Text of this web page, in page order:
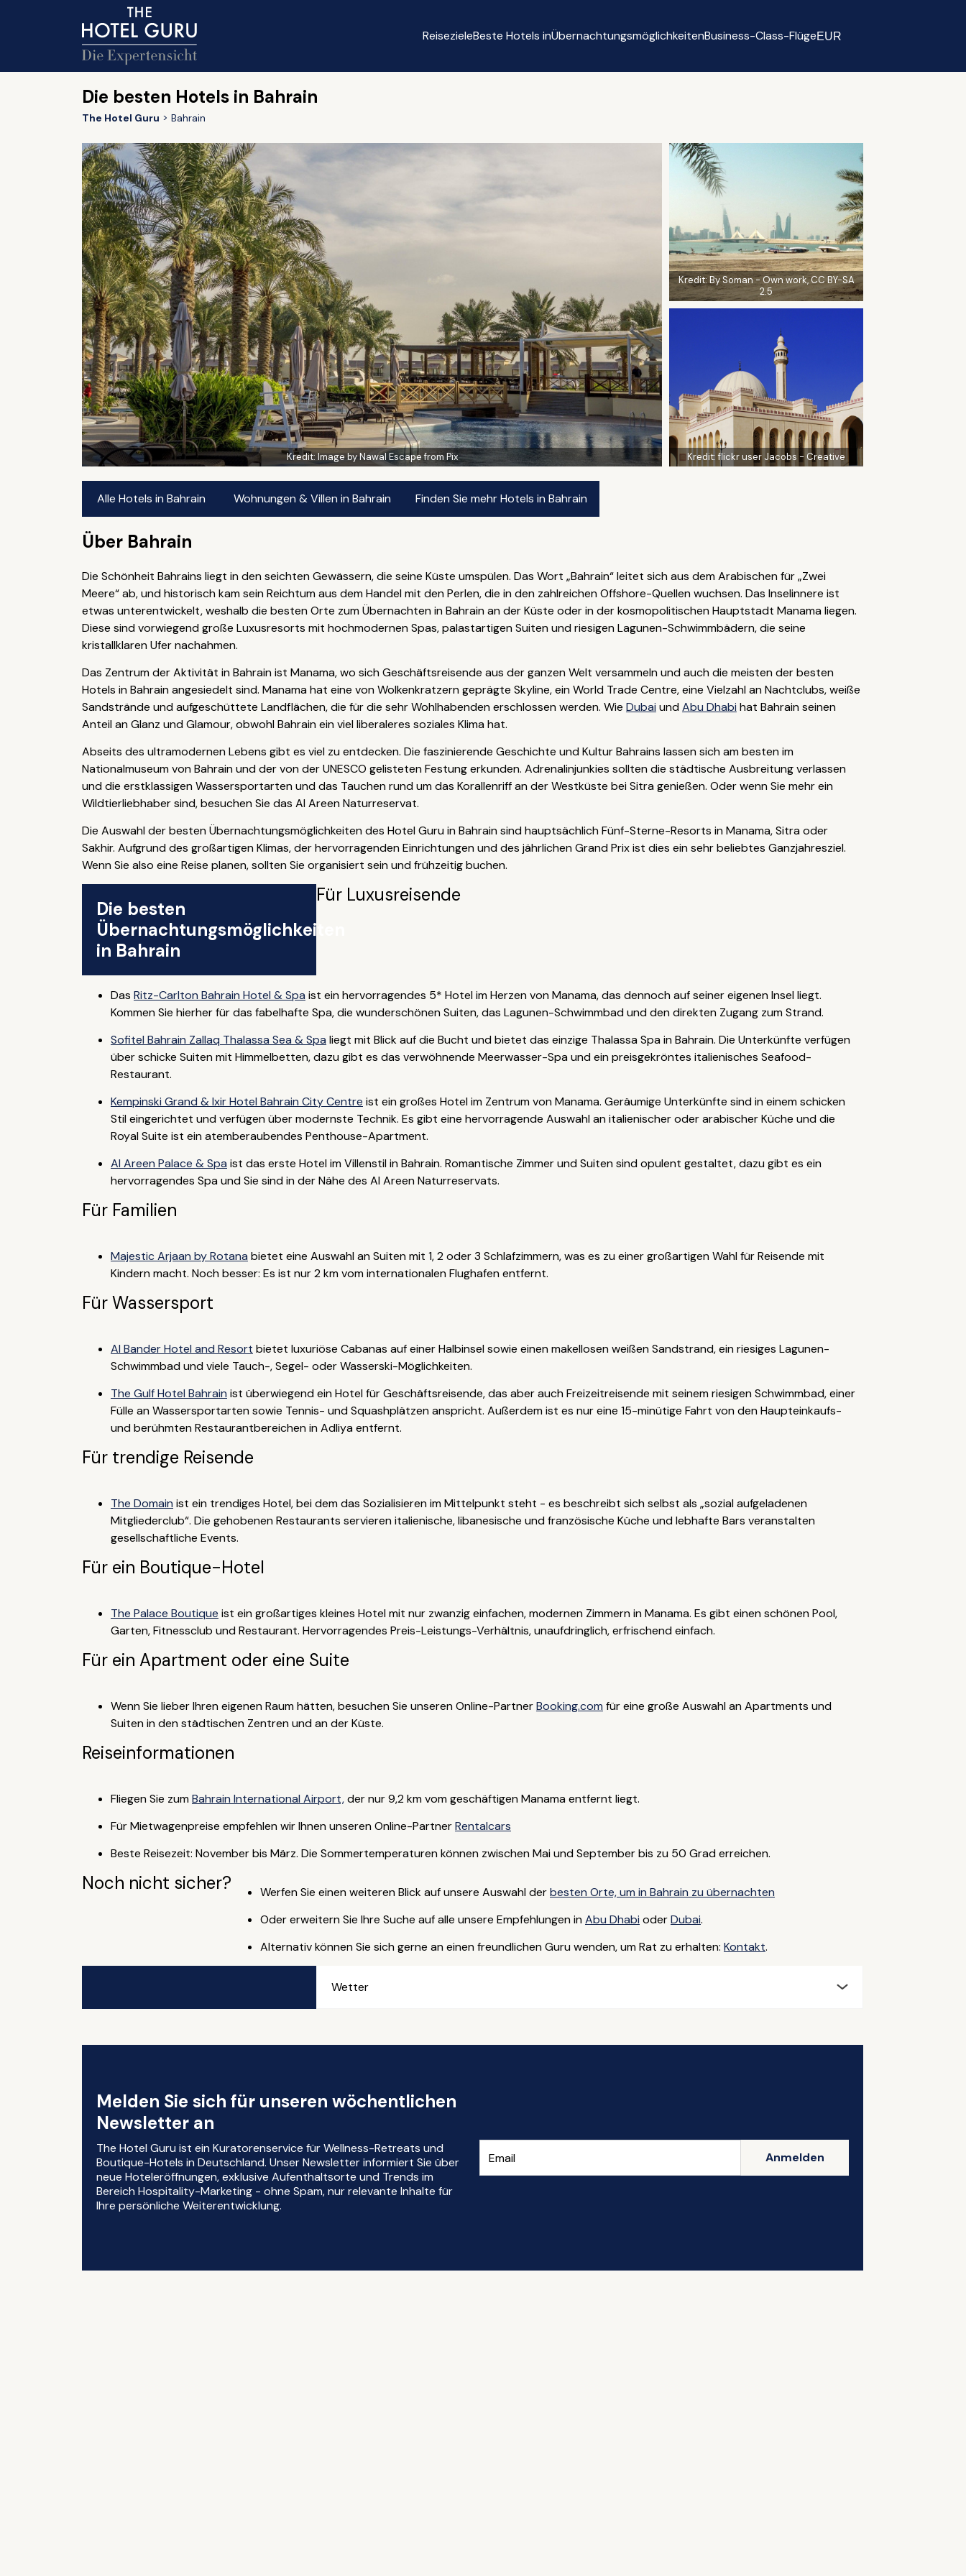
ReisezieleBeste Hotels inÜbernachtungsmöglichkeitenBusiness-Class-FlügeEUR
Die besten Hotels in Bahrain
The Hotel Guru Bahrain
Kredit: Image by Nawal Escape from Pix
Kredit: By Soman - Own work, CC BY-SA
2.5
Kredit:flickr user Jacobs - Creative
Alle Hotels in Bahrain Wohnungen & Villen in Bahrain Finden Sie mehr Hotels in Bahrain
Über Bahrain
Die Schönheit Bahrains liegt in den seichten Gewässern, die seine Küste umspülen. Das Wort „Bahrain“ leitet sich aus dem Arabischen für „Zwei
Meere“ ab, und historisch kam sein Reichtum aus dem Handel mit den Perlen, die in den zahlreichen Offshore-Quellen wuchsen. Das Inselinnere ist
etwas unterentwickelt, weshalb die besten Orte zum Übernachten in Bahrain an der Küste oder in der kosmopolitischen Hauptstadt Manama liegen.
Diese sind vorwiegend große Luxusresorts mit hochmodernen Spas, palastartigen Suiten und riesigen Lagunen-Schwimmbädern, die seine
kristallklaren Ufer nachahmen.
Das Zentrum der Aktivität in Bahrain ist Manama, wo sich Geschäftsreisende aus der ganzen Welt versammeln und auch die meisten der besten
Hotels in Bahrain angesiedelt sind. Manama hat eine von Wolkenkratzern geprägte Skyline, ein World Trade Centre, eine Vielzahl an Nachtclubs, weiße
Sandstrände und aufgeschüttete Landflächen, die für die sehr Wohlhabenden erschlossen werden. Wie Dubai undAbu Dhabi hat Bahrain seinen
Anteil an Glanz und Glamour, obwohl Bahrain ein viel liberaleres soziales Klima hat.
Abseits des ultramodernen Lebens gibt es viel zu entdecken. Die faszinierende Geschichte und Kultur Bahrains lassen sich am besten im
Nationalmuseum von Bahrain und der von der UNESCO gelisteten Festung erkunden. Adrenalinjunkies sollten die städtische Ausbreitung verlassen
und die erstklassigen Wassersportarten und das Tauchen rund um das Korallenriff an der Westküste bei Sitra genießen. Oder wenn Sie mehr ein
Wildtierliebhaber sind, besuchen Sie das Al Areen Naturreservat.
Die Auswahl der besten Übernachtungsmöglichkeiten des Hotel Guru in Bahrain sind hauptsächlich Fünf-Sterne-Resorts in Manama, Sitra oder
Sakhir. Aufgrund des großartigen Klimas, der hervorragenden Einrichtungen und des jährlichen Grand Prix ist dies ein sehr beliebtes Ganzjahresziel.
Wenn Sie also eine Reise planen, sollten Sie organisiert sein und frühzeitig buchen.
Die besten
Übernachtungsmöglichkeiten
in Bahrain
Für Luxusreisende
Das Ritz-Carlton Bahrain Hotel & Spa ist ein hervorragendes 5* Hotel im Herzen von Manama, das dennoch auf seiner eigenen Insel liegt.
Kommen Sie hierher für das fabelhafte Spa, die wunderschönen Suiten, das Lagunen-Schwimmbad und den direkten Zugang zum Strand.
Sofitel Bahrain Zallaq Thalassa Sea & Spa liegt mit Blick auf die Bucht und bietet das einzige Thalassa Spa in Bahrain. Die Unterkünfte verfügen
über schicke Suiten mit Himmelbetten, dazu gibt es das verwöhnende Meerwasser-Spa und ein preisgekröntes italienisches Seafood-
Restaurant.
Kempinski Grand & Ixir Hotel Bahrain City Centre ist ein großes Hotel im Zentrum von Manama. Geräumige Unterkünfte sind in einem schicken
Stil eingerichtet und verfügen über modernste Technik. Es gibt eine hervorragende Auswahl an italienischer oder arabischer Küche und die
Royal Suite ist ein atemberaubendes Penthouse-Apartment.
Al Areen Palace & Spa ist das erste Hotel im Villenstil in Bahrain. Romantische Zimmer und Suiten sind opulent gestaltet, dazu gibt es ein
hervorragendes Spa und Sie sind in der Nähe des Al Areen Naturreservats.
Für Familien
Majestic Arjaan by Rotana bietet eine Auswahl an Suiten mit 1, 2 oder 3 Schlafzimmern, was es zu einer großartigen Wahl für Reisende mit
Kindern macht. Noch besser: Es ist nur 2 km vom internationalen Flughafen entfernt.
Für Wassersport
Al Bander Hotel and Resort bietet luxuriöse Cabanas auf einer Halbinsel sowie einen makellosen weißen Sandstrand, ein riesiges Lagunen-
Schwimmbad und viele Tauch-, Segel- oder Wasserski-Möglichkeiten.
The Gulf Hotel Bahrain ist überwiegend ein Hotel für Geschäftsreisende, das aber auch Freizeitreisende mit seinem riesigen Schwimmbad, einer
Fülle an Wassersportarten sowie Tennis- und Squashplätzen anspricht. Außerdem ist es nur eine 15-minütige Fahrt von den Haupteinkaufs-
und berühmten Restaurantbereichen in Adliya entfernt.
Für trendige Reisende
The Domain ist ein trendiges Hotel, bei dem das Sozialisieren im Mittelpunkt steht - es beschreibt sich selbst als „sozial aufgeladenen
Mitgliederclub“. Die gehobenen Restaurants servieren italienische, libanesische und französische Küche und lebhafte Bars veranstalten
gesellschaftliche Events.
Für ein Boutique-Hotel
The Palace Boutique ist ein großartiges kleines Hotel mit nur zwanzig einfachen, modernen Zimmern in Manama. Es gibt einen schönen Pool,
Garten, Fitnessclub und Restaurant. Hervorragendes Preis-Leistungs-Verhältnis, unaufdringlich, erfrischend einfach.
Für ein Apartment oder eine Suite
Wenn Sie lieber Ihren eigenen Raum hätten, besuchen Sie unseren Online-PartnerBooking.com für eine große Auswahl an Apartments und
Suiten in den städtischen Zentren und an der Küste.
Reiseinformationen
Fliegen Sie zumBahrain International Airport,der nur 9,2 km vom geschäftigen Manama entfernt liegt.
Für Mietwagenpreise empfehlen wir Ihnen unseren Online-PartnerRentalcars
Beste Reisezeit: November bis März. Die Sommertemperaturen können zwischen Mai und September bis zu 50 Grad erreichen.
Noch nicht sicher? Werfen Sie einen weiteren Blick auf unsere Auswahl derbesten Orte, um in Bahrain zu übernachten
Oder erweitern Sie Ihre Suche auf alle unsere Empfehlungen inAbu Dhabi oderDubai.
Alternativ können Sie sich gerne an einen freundlichen Guru wenden, um Rat zu erhalten: Kontakt.
Wetter
Melden Sie sich für unseren wöchentlichen
Newsletter an
The Hotel Guru ist ein Kuratorenservice für Wellness-Retreats und
Boutique-Hotels in Deutschland. Unser Newsletter informiert Sie über
neue Hoteleröffnungen, exklusive Aufenthaltsorte und Trends im
Bereich Hospitality-Marketing - ohne Spam, nur relevante Inhalte für
Ihre persönliche Weiterentwicklung.
Anmelden